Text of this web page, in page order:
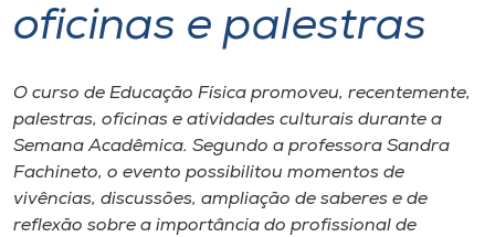
Portal de Ensino
A
Unoesc
Internacionalização
oficinas e palestras
O curso de Educação Física promoveu, recentemente,
palestras, oficinas e atividades culturais durante a
Semana Acadêmica. Segundo a professora Sandra
Fachineto, o evento possibilitou momentos de
vivências, discussões, ampliação de saberes e de
reflexão sobre a importância do profissional de